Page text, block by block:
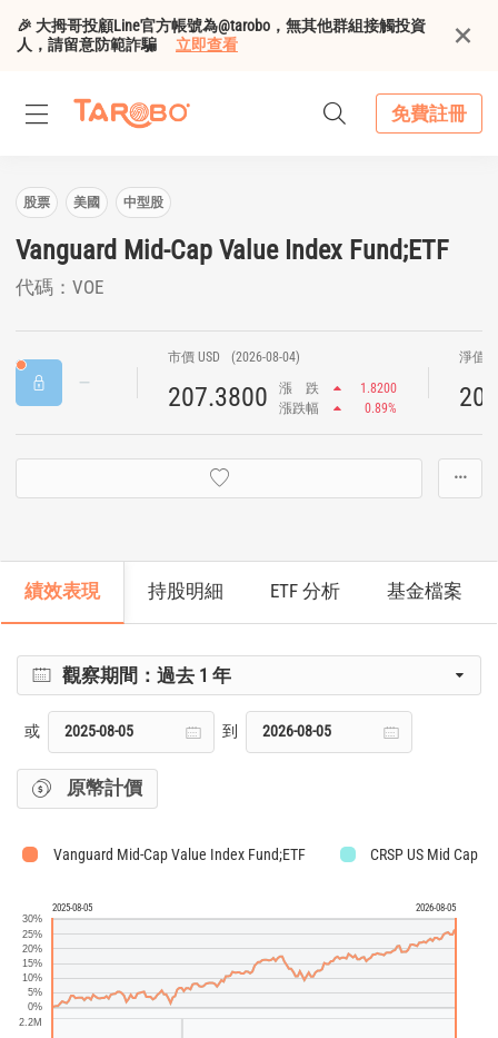
🎉 大拇哥投顧Line官方帳號為@tarobo，無其他群組接觸投資
人，請留意防範詐騙
立即查看
免費註冊
股票 美國 中型股
Vanguard Mid-Cap Value Index Fund;ETF
代碼：VOE
市價 USD (2026-08-04)
207.3800 漲 跌
1.8200
漲跌幅
0.89%
淨值
···
績效表現 持股明細 ETF 分析 基金檔案
觀察期間：過去 1 年
或 到
原幣計價
Vanguard Mid-Cap Value Index Fund;ETF CRSP US Mid Cap
2025-08-05 2026-08-05
2.2M
0%
5%
10%
15%
20%
25%
30%